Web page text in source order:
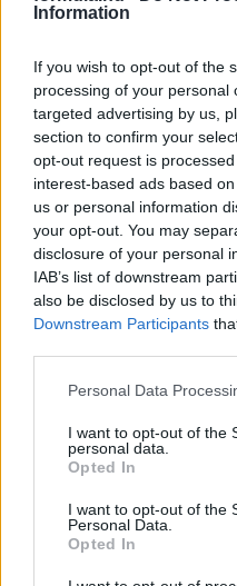
Information
If you wish to opt-out of the
processing of your personal
targeted advertising by us,
section to confirm your
opt-out request is
interest-based ads based
us or personal information
your opt-out. You may
disclosure of your personal
IAB’s list of downstream
also be disclosed by us to
Downstream Participants
Please note that this
not limited to your visit or
grant or deny consent to
use your data for below
consent section.
Personal Data
I want to opt-out of the
personal data.
Opted In
I want to opt-out of the
Personal Data.
Opted In
Kövess
Az F1-es Német